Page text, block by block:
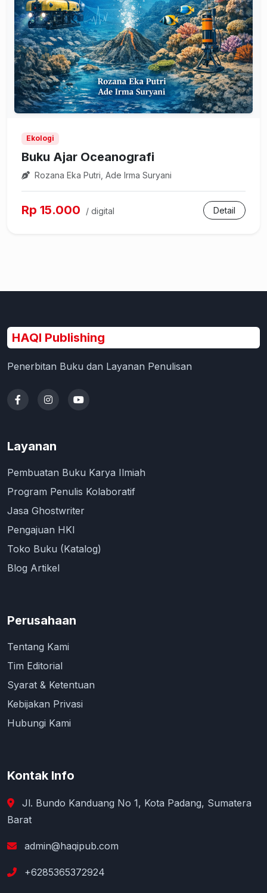
Ekologi
Buku Ajar Oceanografi
Rozana Eka Putri, Ade Irma Suryani
Rp 15.000 / digital Detail
HAQI Publishing
Penerbitan Buku dan Layanan Penulisan
Layanan
Pembuatan Buku Karya Ilmiah
Program Penulis Kolaboratif
Jasa Ghostwriter
Pengajuan HKI
Toko Buku (Katalog)
Blog Artikel
Perusahaan
Tentang Kami
Tim Editorial
Syarat & Ketentuan
Kebijakan Privasi
Hubungi Kami
Kontak Info
Jl. Bundo Kanduang No 1, Kota Padang, Sumatera
Barat
admin@haqipub.com
+6285365372924